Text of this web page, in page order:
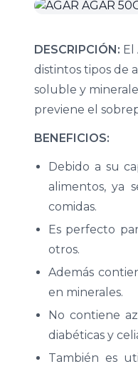
DESCRIPCIÓN: El
distintos tipos de
soluble y
previene el
BENEFICIOS:
Debido a su
alimentos, ya
comidas.
Es perfecto
otros.
Además
en minerales.
No contiene
diabéticas y
También es